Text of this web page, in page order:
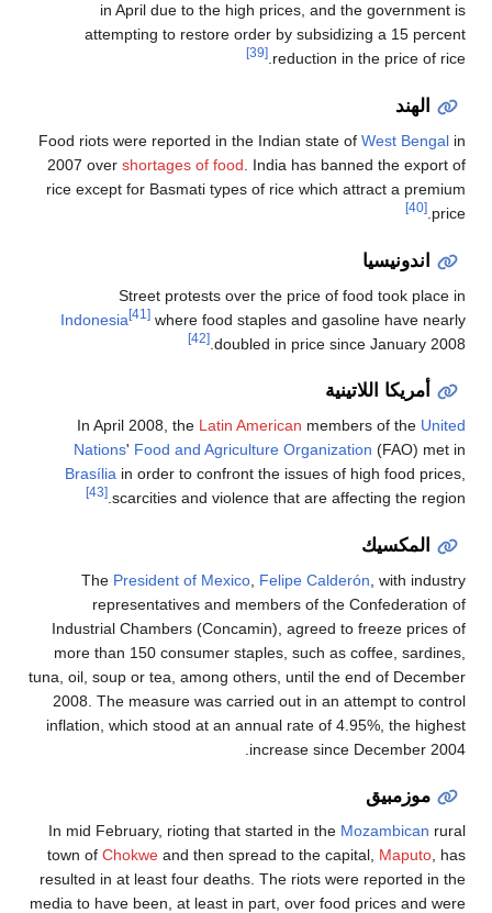
in April due to the high prices,
attempting to restore order by
[39]
Food riots were reported in the Indian
2007 overshortages of food . India has
rice except for Basmati types of rice
Street protests over the price
Indonesia
where food staples and
doubled in price
In April 2008, theLatin American
Nations'Food and Agriculture
Brasíliain order to confront the issues
scarcities and violence that are
ThePresident of Mexico ,Felipe
representatives and members of
Industrial Chambers (Concamin),
more than 150 consumer staples, such
tuna, oil, soup or tea, among others, until
2008. The measure was carried out in
inflation, which stood at an annual rate
increase
In mid February, rioting that started in
town ofChokweand then spread to the
resulted in at least four deaths. The riots
media to have been, at least in part, over